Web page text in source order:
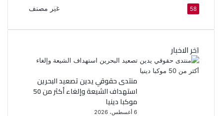
غير مصنف 58
اخر الاخبار
منتدى حقوقي يدين تصعيد البحرين
استهداف الشيعة وإلغاء أكثر من 50
موكبا دينيا
6 أغسطس، 2026